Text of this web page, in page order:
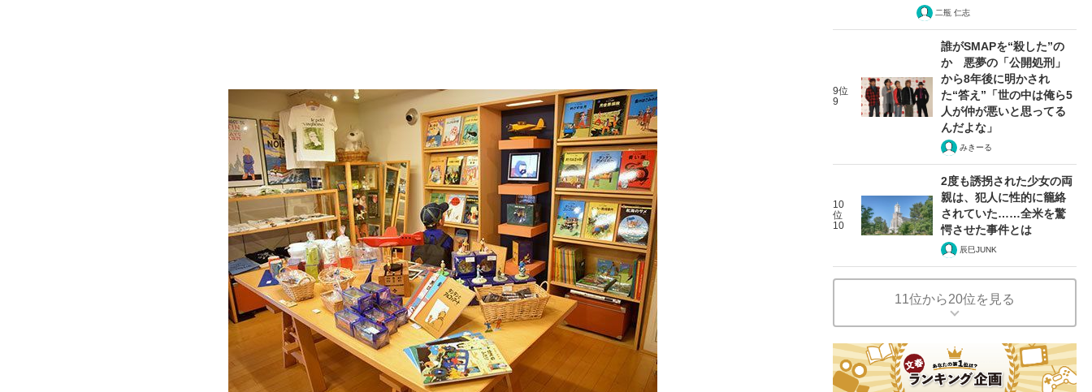
二瓶 仁志
9位
9
誰がSMAPを“殺した”の
か 悪夢の「公開処刑」
から8年後に明かされ
た“答え”「世の中は俺ら5
人が仲が悪いと思ってる
んだよな」
みきーる
10
位
10
2度も誘拐された少女の両
親は、犯人に性的に籠絡
されていた……全米を驚
愕させた事件とは
辰巳JUNK
11位から20位を見る